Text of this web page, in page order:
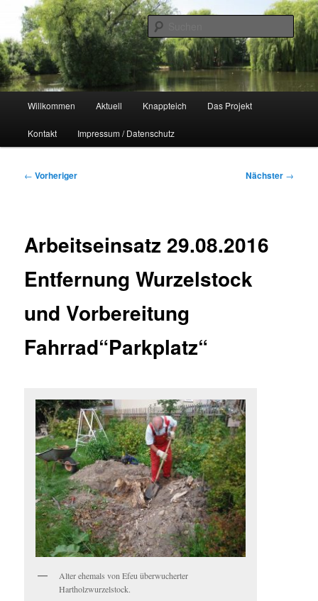
primären
Inhalt
springenUnser Knappteich
Naherholungsgebiet im Chemnitzer Yorckgebiet
Willkommen Aktuell Knappteich Das Projekt
Kontakt Impressum / Datenschutz
Beitragsnavigation
← Vorheriger Nächster →
Arbeitseinsatz 29.08.2016
Entfernung Wurzelstock
und Vorbereitung
Fahrrad“Parkplatz“
Alter ehemals von Efeu überwucherter
Hartholzwurzelstock.